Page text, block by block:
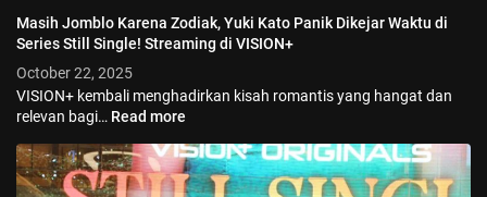
Masih Jomblo Karena Zodiak, Yuki Kato Panik Dikejar Waktu di
Series Still Single! Streaming di VISION+
October 22, 2025
VISION+ kembali menghadirkan kisah romantis yang hangat dan
relevan bagi… Read more